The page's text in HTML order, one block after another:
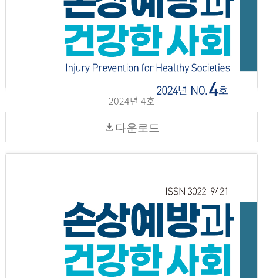
2024년 4호
다운로드